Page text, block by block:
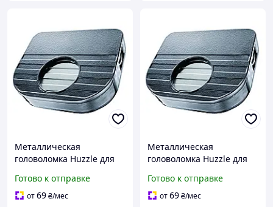
Металлическая
головоломка Huzzle для
развивает логическое
мышление и внимание
Готово к отправке
от69₴/мес
Металлическая
головоломка Huzzle для
серебристая
развивающая логическое
Готово к отправке
от69₴/мес